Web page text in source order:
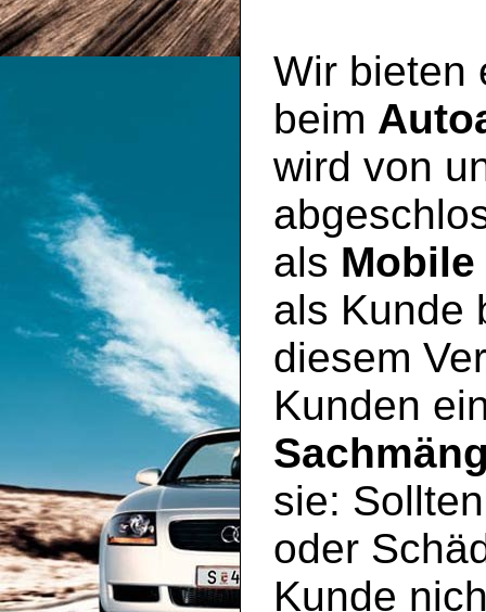
Wir bieten
beim
wird von
als
als Kunde
diesem
Kunden
sie:
oder
Kunde